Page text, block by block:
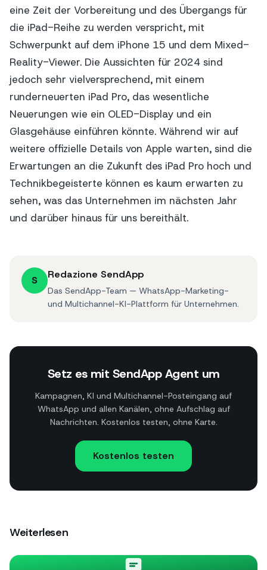
eine Zeit der Vorbereitung und des Übergangs für
die iPad-Reihe zu werden verspricht, mit
Schwerpunkt auf dem iPhone 15 und dem Mixed-
Reality-Viewer. Die Aussichten für 2024 sind
jedoch sehr vielversprechend, mit einem
runderneuerten iPad Pro, das wesentliche
Neuerungen wie ein OLED-Display und ein
Glasgehäuse einführen könnte. Während wir auf
weitere offizielle Details von Apple warten, sind die
Erwartungen an die Zukunft des iPad Pro hoch und
Technikbegeisterte können es kaum erwarten zu
sehen, was das Unternehmen im nächsten Jahr
und darüber hinaus für uns bereithält.
S Redazione SendApp
Das SendApp-Team — WhatsApp-Marketing-
und Multichannel-KI-Plattform für Unternehmen.
Setz es mit SendApp Agent um
Kampagnen, KI und Multichannel-Posteingang auf
WhatsApp und allen Kanälen, ohne Aufschlag auf
Nachrichten. Kostenlos testen, ohne Karte.
Kostenlos testen
Weiterlesen